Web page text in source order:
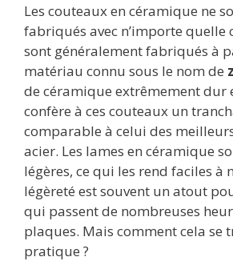
Les couteaux en céramique ne
fabriqués avec n’importe quelle
sont généralement fabriqués à
matériau connu sous le nom de
de céramique extrêmement dur
confère à ces couteaux un
comparable à celui des
acier. Les lames en céramique
légères, ce qui les rend faciles à
légèreté est souvent un atout
qui passent de nombreuses
plaques. Mais comment cela se
pratique ?